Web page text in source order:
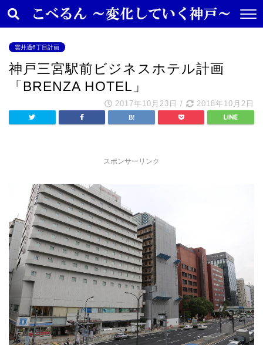
雲井通6丁目計画
神戸三宮駅前ビジネスホテル計画
「BRENZA HOTEL」
2017年10月23日 / 2018年10月2日
スポンサーリンク